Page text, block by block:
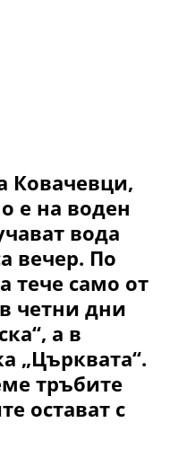
Ковачевци,
е на воден
вода
вечер. По
тече само от
четни дни
а в
„Църквата“.
тръбите
остават с